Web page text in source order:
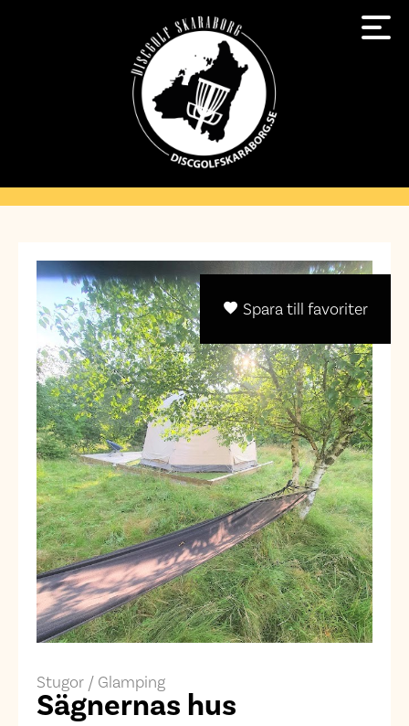
Spara till favoriter
Stugor / Glamping
Sägnernas hus